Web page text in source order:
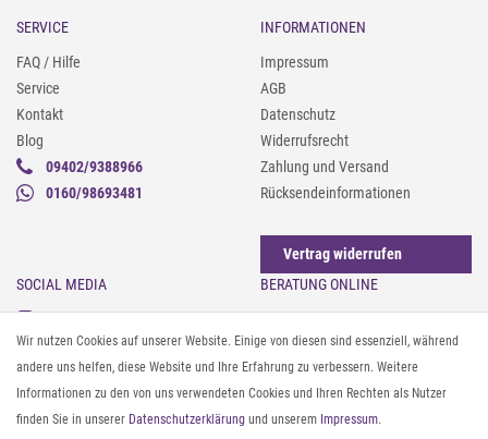
SERVICE
FAQ / Hilfe
Service
Kontakt
Blog
09402/9388966
0160/98693481
INFORMATIONEN
Impressum
AGB
Datenschutz
Widerrufsrecht
Zahlung und Versand
Rücksendeinformationen
Vertrag widerrufen
SOCIAL MEDIA
Instagram
Facebook
Pinterest
Twitter
Youtube
BERATUNG ONLINE
Gürtel messen & kürzen
Sonnenbrillen & UV-Schutz
Textilpflege
Textil- und Material-Guide
Geldbörse richtig organisieren
Wir nutzen Cookies auf unserer Website. Einige von diesen sind essenziell, während
andere uns helfen, diese Website und Ihre Erfahrung zu verbessern. Weitere
Informationen zu den von uns verwendeten Cookies und Ihren Rechten als Nutzer
finden Sie in unserer Daten­schutz­erklärung und unserem Impressum.